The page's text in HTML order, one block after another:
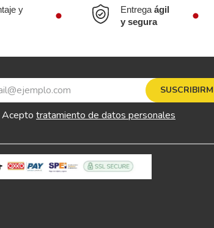
y
Entregaágil
y segura
Acepto tratamiento de datos personales